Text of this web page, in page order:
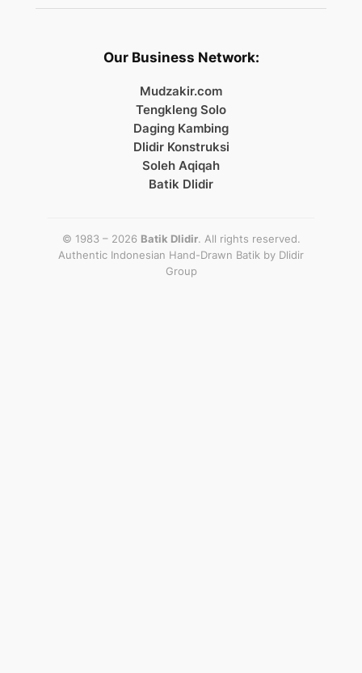
Our Business Network:
Mudzakir.com
Tengkleng Solo
Daging Kambing
Dlidir Konstruksi
Soleh Aqiqah
Batik Dlidir
© 1983 – 2026 Batik Dlidir. All rights reserved.
Authentic Indonesian Hand-Drawn Batik by Dlidir
Group